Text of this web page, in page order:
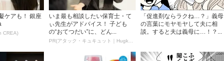
ケアも！ 銀座
CREA)
いま最も相談したい保育士・て
ぃ先生がアドバイス！ 子ども
の“おてつだい”に、どん...
PR(アタック・キュキュット｜Hugkum)
「促進剤ならラクね…？」義母
の言葉にモヤモヤして夫に相
談。すると夫は義母に…！？...